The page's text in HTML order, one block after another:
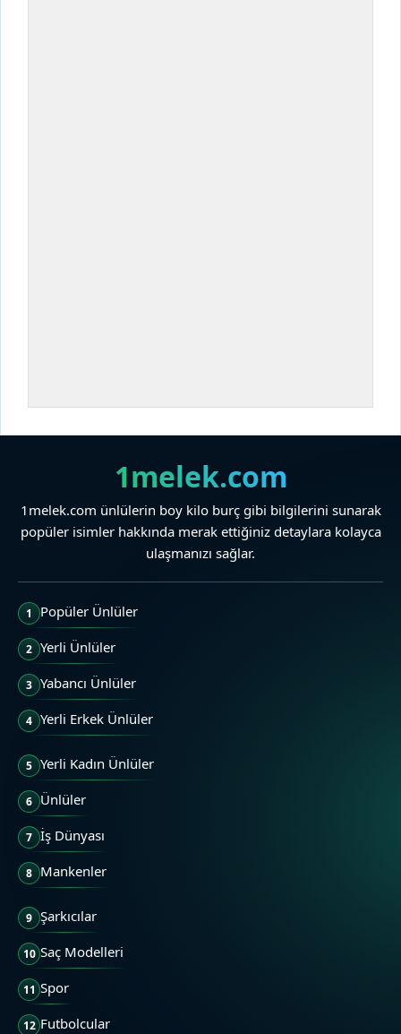
1melek.com
1melek.com ünlülerin boy kilo burç gibi bilgilerini sunarak
popüler isimler hakkında merak ettiğiniz detaylara kolayca
ulaşmanızı sağlar.
1 Popüler Ünlüler
2 Yerli Ünlüler
3 Yabancı Ünlüler
4 Yerli Erkek Ünlüler
5 Yerli Kadın Ünlüler
6 Ünlüler
7 İş Dünyası
8 Mankenler
9 Şarkıcılar
10 Saç Modelleri
11 Spor
12 Futbolcular